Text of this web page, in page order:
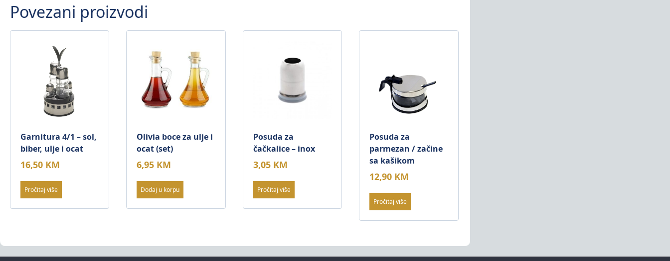
Povezani proizvodi
Garnitura 4/1 – sol,
biber, ulje i ocat
16,50 KM
Pročitaj više
Olivia boce za ulje i
ocat (set)
6,95 KM
Dodaj u korpu
Posuda za
čačkalice – inox
3,05 KM
Pročitaj više
Posuda za
parmezan / začine
sa kašikom
12,90 KM
Pročitaj više